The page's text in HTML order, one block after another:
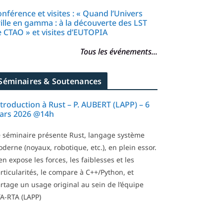
et visites : « Quand l’Univers
en gamma : à la découverte des LST
CTAO » et visites d’EUTOPIA
Tous les événements...
& Soutenances
à Rust – P. AUBERT (LAPP) – 6
2026 @14h
séminaire présente Rust, langage système
(noyaux, robotique, etc.), en plein essor.
expose les forces, les faiblesses et les
le compare à C++/Python, et
un usage original au sein de l’équipe
RTA (LAPP)